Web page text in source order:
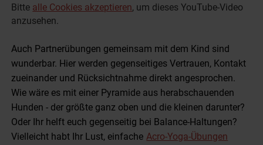
Bitte alle Cookies akzeptieren, um dieses YouTube-Video
anzusehen.
Auch Partnerübungen gemeinsam mit dem Kind sind
wunderbar. Hier werden gegenseitiges Vertrauen, Kontakt
zueinander und Rücksichtnahme direkt angesprochen.
Wie wäre es mit einer Pyramide aus herabschauenden
Hunden - der größte ganz oben und die kleinen darunter?
Oder Ihr helft euch gegenseitig bei Balance-Haltungen?
Vielleicht habt Ihr Lust, einfache Acro-Yoga-Übungen